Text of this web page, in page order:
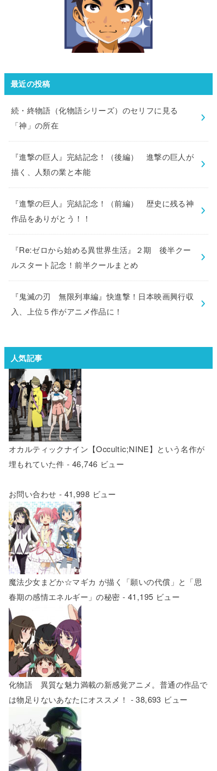
最近の投稿
続・終物語（化物語シリーズ）のセリフに見る
「神」の所在
『進撃の巨人』完結記念！（後編） 進撃の巨人が
描く、人類の業と本能
『進撃の巨人』完結記念！（前編） 歴史に残る神
作品をありがとう！！
『Re:ゼロから始める異世界生活』２期 後半クー
ルスタート記念！前半クールまとめ
『鬼滅の刃 無限列車編』快進撃！日本映画興行収
入、上位５作がアニメ作品に！
人気記事
オカルティックナイン【Occultic;NINE】という名作が
埋もれていた件 - 46,746 ビュー
お問い合わせ - 41,998 ビュー
魔法少女まどか☆マギカ が描く「願いの代償」と「思
春期の感情エネルギー」の秘密 - 41,195 ビュー
化物語 異質な魅力満載の新感覚アニメ。普通の作品で
は物足りないあなたにオススメ！ - 38,693 ビュー